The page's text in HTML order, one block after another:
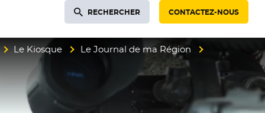
RECHERCHER CONTACTEZ-NOUS
Le Kiosque
Le Journal de ma Région